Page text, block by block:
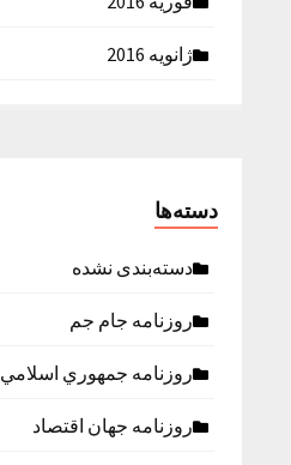
ژانویه 2016
دسته‌ها
دسته‌بندی نشده
روزنامه جام جم
روزنامه جمهوري اسلامي
روزنامه جهان اقتصاد